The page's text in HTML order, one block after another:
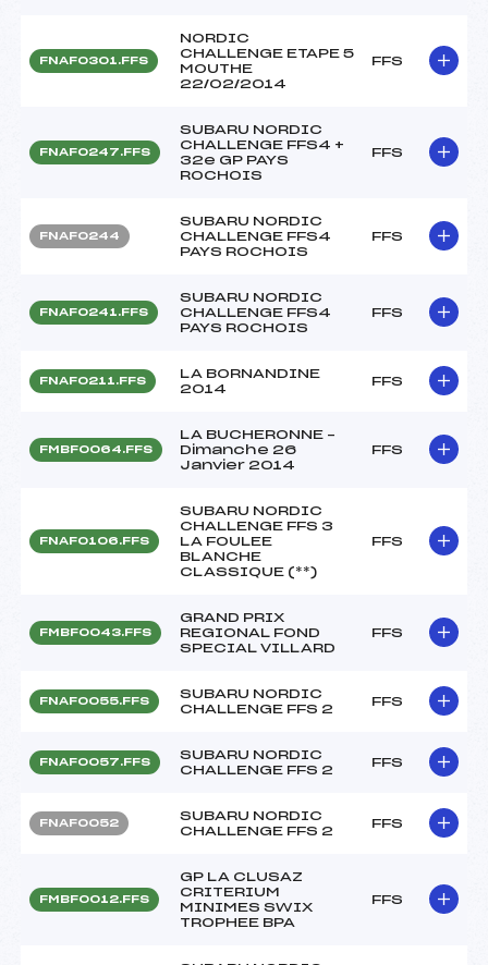
FNAF0301.FFS
NORDIC
CHALLENGE ETAPE 5
MOUTHE
22/02/2014
FFS
FNAF0247.FFS
SUBARU NORDIC
CHALLENGE FFS4 +
32e GP PAYS
ROCHOIS
FFS
FNAF0244
SUBARU NORDIC
CHALLENGE FFS4
PAYS ROCHOIS
FFS
FNAF0241.FFS
SUBARU NORDIC
CHALLENGE FFS4
PAYS ROCHOIS
FFS
FNAF0211.FFS
LA BORNANDINE
2014
FFS
FMBF0064.FFS
LA BUCHERONNE –
Dimanche 26
Janvier 2014
FFS
FNAF0106.FFS
SUBARU NORDIC
CHALLENGE FFS 3
LA FOULEE
BLANCHE
CLASSIQUE (**)
FFS
FMBF0043.FFS
GRAND PRIX
REGIONAL FOND
SPECIAL VILLARD
FFS
FNAF0055.FFS
SUBARU NORDIC
CHALLENGE FFS 2
FFS
FNAF0057.FFS
SUBARU NORDIC
CHALLENGE FFS 2
FFS
FNAF0052
SUBARU NORDIC
CHALLENGE FFS 2
FFS
FMBF0012.FFS
GP LA CLUSAZ
CRITERIUM
MINIMES SWIX
TROPHEE BPA
FFS